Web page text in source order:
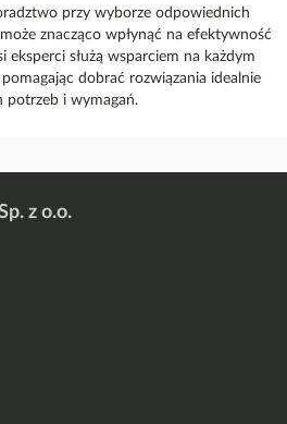
przy wyborze odpowiednich
znacząco wpłynąć na efektywność
eksperci służą wsparciem na każdym
dobrać rozwiązania idealnie
potrzeb i wymagań.
z o.o.